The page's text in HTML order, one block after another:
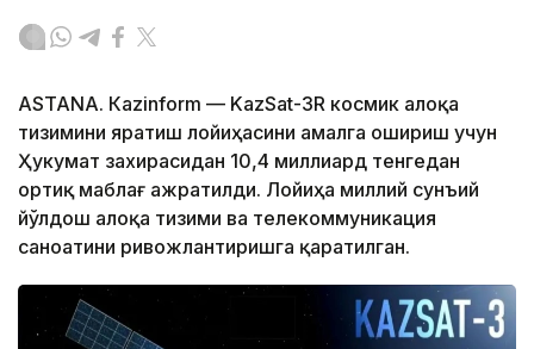
ASTANА. Кazinform — KazSat-3R космик алоқа
тизимини яратиш лойиҳасини амалга ошириш учун
Ҳукумат захирасидан 10,4 миллиард тенгедан
ортиқ маблағ ажратилди. Лойиҳа миллий сунъий
йўлдош алоқа тизими ва телекоммуникация
саноатини ривожлантиришга қаратилган.